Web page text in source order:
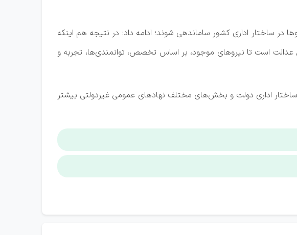
ساختار اداری کشور ساماندهی شوند؛ ادامه داد: در نتیجه هم اینکه
است تا نیرو‌های موجود، بر اساس تخصص، توانمندی‌ها، تجربه و
اداری دولت و بخش‌های مختلف نهاد‌های عمومی غیردولتی بیشتر